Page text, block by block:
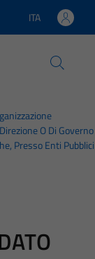
Lingua attiva:
ITA
O Di Governo
Presso Enti Pubblici